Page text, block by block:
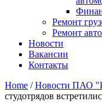
Ремонт
Ремонт
Новости
Вакансии
Контакты
Home /Новости ПАО
студотрядов